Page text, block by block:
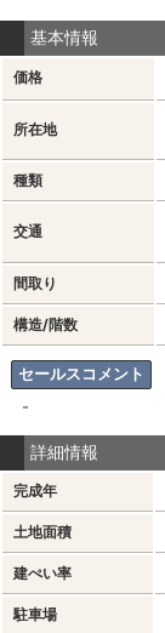
基本情報
価格
所在地
種類
交通
間取り
構造/階数
セールスコメント
-
詳細情報
完成年
土地面積
建ぺい率
駐車場